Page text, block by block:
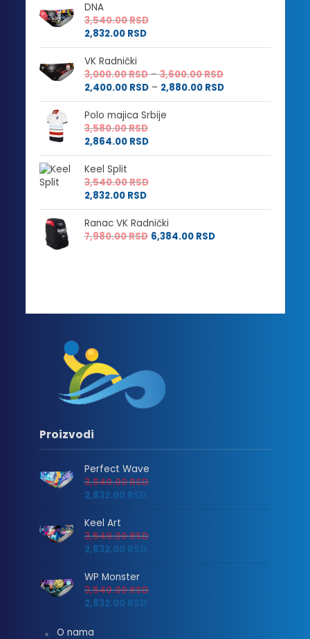
DNA
3,540.00RSD
2,832.00 RSD
VK Radnički
3,000.00RSD – 3,600.00RSDRaspon
cena:
od
2,400.00 RSD – 2,880.00 RSDRaspon
cena:
2,880.00 RSD
Polo majica Srbije
3,580.00RSD
2,864.00 RSD
Keel Split
3,540.00RSD
2,832.00 RSD
Ranac VK Radnički
7,980.00RSD 6,384.00 RSD
Proizvodi
Perfect Wave
3,540.00RSD
2,832.00 RSD
Keel Art
3,540.00RSD
2,832.00 RSD
WP Monster
3,540.00RSD
2,832.00 RSD
O nama